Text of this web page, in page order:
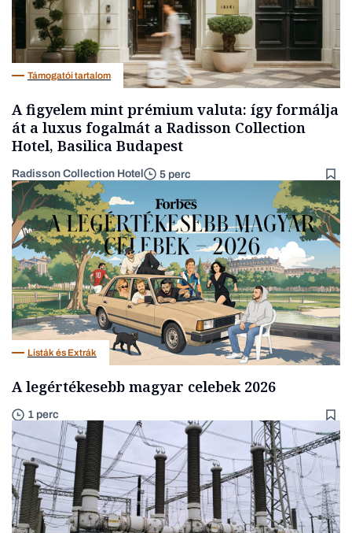
Támogatói tartalom
A figyelem mint prémium valuta: így formálja
át a luxus fogalmát a Radisson Collection
Hotel, Basilica Budapest
Radisson Collection Hotel 5 perc
Listák és Extrák
A legértékesebb magyar celebek 2026
1 perc